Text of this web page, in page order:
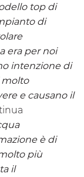
top di
di
era per noi
intenzione di
molto
e causano il
è di
più
il